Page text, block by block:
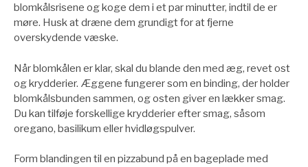
blomkålsrisene og koge dem i et par minutter, indtil de er
møre. Husk at dræne dem grundigt for at fjerne
overskydende væske.
Når blomkålen er klar, skal du blande den med æg, revet ost
og krydderier. Æggene fungerer som en binding, der holder
blomkålsbunden sammen, og osten giver en lækker smag.
Du kan tilføje forskellige krydderier efter smag, såsom
oregano, basilikum eller hvidløgspulver.
Form blandingen til en pizzabund på en bageplade med